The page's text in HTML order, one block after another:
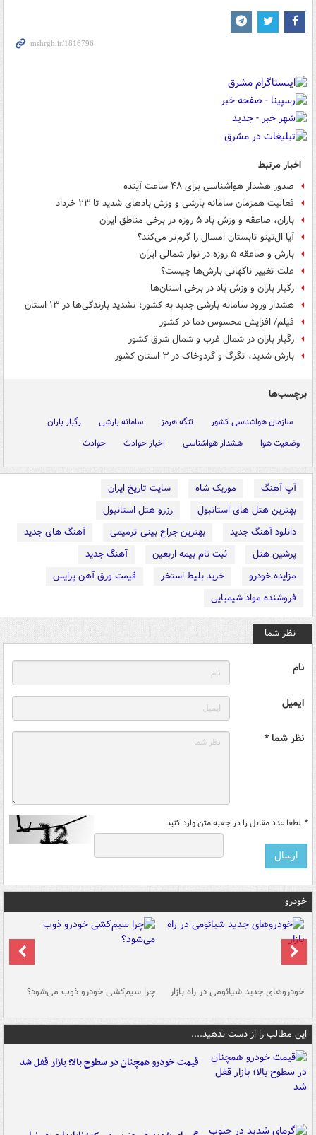
اخبار مرتبط
صدور هشدار هواشناسی برای ۴۸ ساعت آینده
فعالیت همزمان سامانه بارشی و وزش بادهای شدید تا ۲۳ خرداد
باران، صاعقه و وزش باد ۵ روزه در برخی مناطق ایران
آیا ال‌نینو تابستان امسال را گرم‌تر می‌کند؟
بارش و صاعقه ۵ روزه در نوار شمالی ایران
علت تغییر ناگهانی بارش‌ها چیست؟
رگبار باران و وزش باد در برخی استان‌ها
هشدار ورود سامانه بارشی جدید به کشور؛ تشدید بارندگی‌ها در ۱۳ استان
فیلم/ افزایش محسوس دما در کشور
رگبار باران در شمال غرب و شمال شرق کشور
بارش شدید، تگرگ و گردوخاک در ۳ استان کشور
برچسب‌ها
سازمان هواشناسی کشور تنگه هرمز سامانه بارشی
رگبار باران
وضعیت هوا
هشدار هواشناسی اخبار حوادث حوادث
آپ آهنگ موزیک شاه
سایت تاریخ ایران
بهترین هتل های استانبول
رزرو هتل استانبول
دانلود آهنگ جدید
بهترین جراح بینی ترمیمی
آهنگ های جدید
پرشین هتل
ثبت نام بیمه اربعین
آهنگ جدید
مزایده خودرو
خرید بلیط استخر
قیمت ورق آهن پرایس
فروشنده مواد شیمیایی
نظر شما
نام
ایمیل
نظر شما *
* لطفا عدد مقابل را در جعبه متن وارد کنید
خودرو
خودروهای جدید شیائومی در راه بازار چرا سیم‌کشی خودرو ذوب می‌شود؟
این مطالب را از دست ندهید....
قیمت خودرو همچنان در سطوح بالا؛ بازار قفل شد